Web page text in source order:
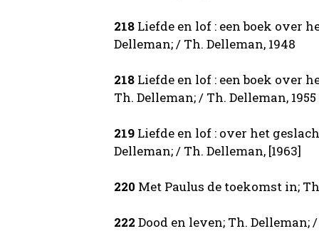
218 Liefde en lof : een boek over
Delleman; / Th. Delleman, 1948
218 Liefde en lof : een boek over
Th. Delleman; / Th. Delleman, 1955
219 Liefde en lof : over het
Delleman; / Th. Delleman, [1963]
220 Met Paulus de toekomst in;
222 Dood en leven; Th. Delleman;